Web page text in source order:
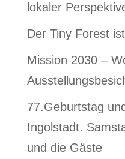
lokaler
Der Tiny Forest
Mission 2030 –
77.Geburtstag
Ingolstadt.
und die Gäste